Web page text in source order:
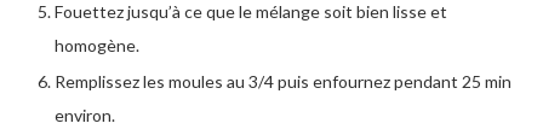
Fouettez jusqu’à ce que le mélange soit bien lisse et
homogène.
Remplissez les moules au 3/4 puis enfournez pendant 25 min
environ.